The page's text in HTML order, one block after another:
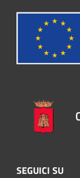
SEGUICI SU